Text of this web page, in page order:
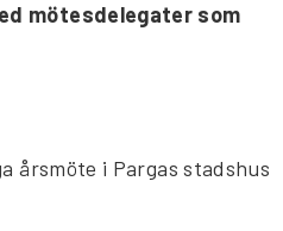
mötesdelegater som
årsmöte i Pargas stadshus